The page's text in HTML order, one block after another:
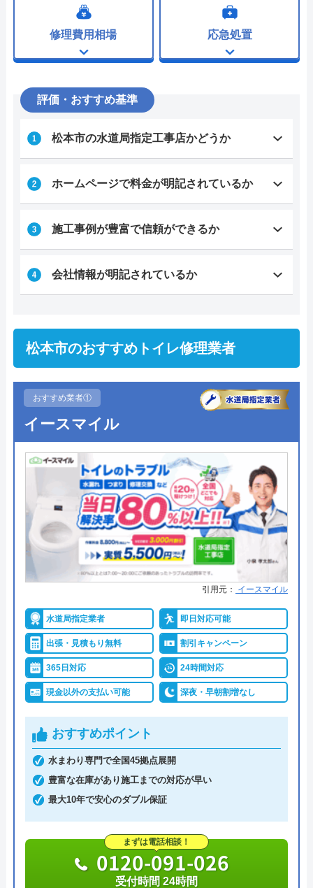
修理費用相場 応急処置
評価・おすすめ基準
松本市の水道局指定工事店かどうか
ホームページで料金が明記されているか
施工事例が豊富で信頼ができるか
会社情報が明記されているか
松本市のおすすめトイレ修理業者
おすすめ業者①
イースマイル
引用元： イースマイル
水道局指定業者 即日対応可能
出張・見積もり無料 割引キャンペーン
365日対応 24時間対応
現金以外の支払い可能 深夜・早朝割増なし
おすすめポイント
水まわり専門で全国45拠点展開
豊富な在庫があり施工までの対応が早い
最大10年で安心のダブル保証
まずは電話相談！
0120-091-026
受付時間 24時間